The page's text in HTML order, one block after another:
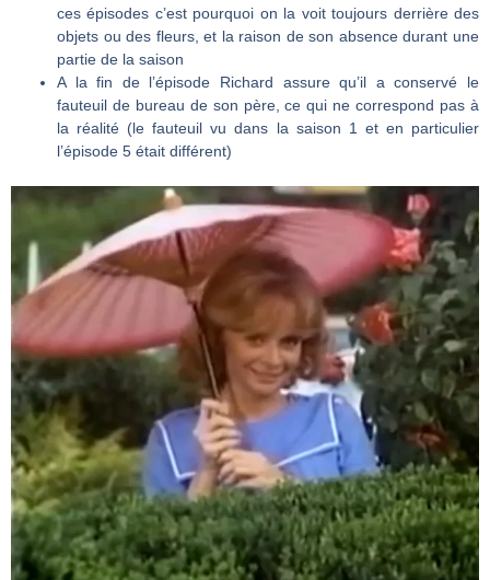
ces épisodes c’est pourquoi on la voit toujours derrière des
objets ou des fleurs, et la raison de son absence durant une
partie de la saison
A la fin de l’épisode Richard assure qu’il a conservé le
fauteuil de bureau de son père, ce qui ne correspond pas à
la réalité (le fauteuil vu dans la saison 1 et en particulier
l’épisode 5 était différent)